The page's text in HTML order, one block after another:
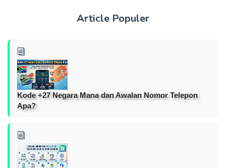
Article Populer
Kode +27 Negara Mana dan Awalan Nomor Telepon
Apa?